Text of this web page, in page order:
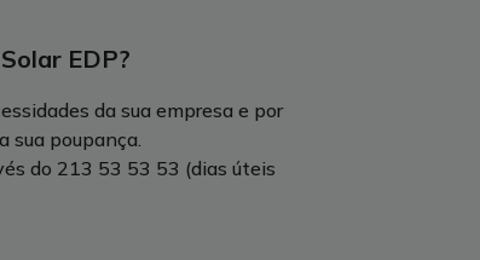
EDP?
da sua empresa e por
sua poupança.
do 213 53 53 53 (dias úteis